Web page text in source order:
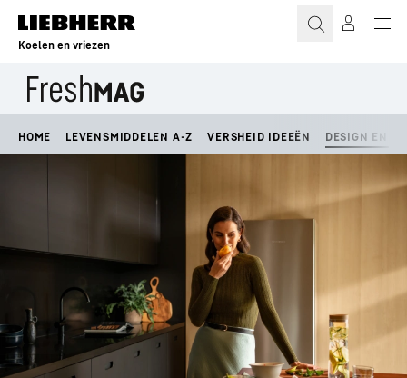
Koelen en vriezen
HOME LEVENSMIDDELEN A-Z VERSHEID IDEEËN DESIGN EN